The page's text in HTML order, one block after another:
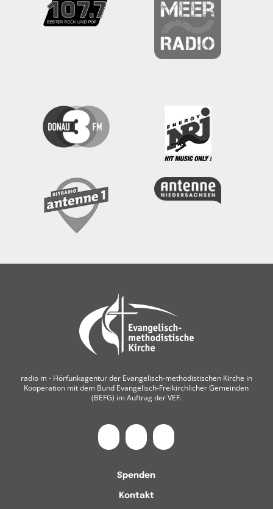
radio m ‐ Hörfunkagentur der Evangelisch-methodistischen Kirche in
Kooperation mit dem Bund Evangelisch-Freikirchlicher Gemeinden
(BEFG) im Auftrag der VEF.
Spenden
Kontakt